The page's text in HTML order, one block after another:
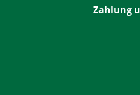
Zahlung